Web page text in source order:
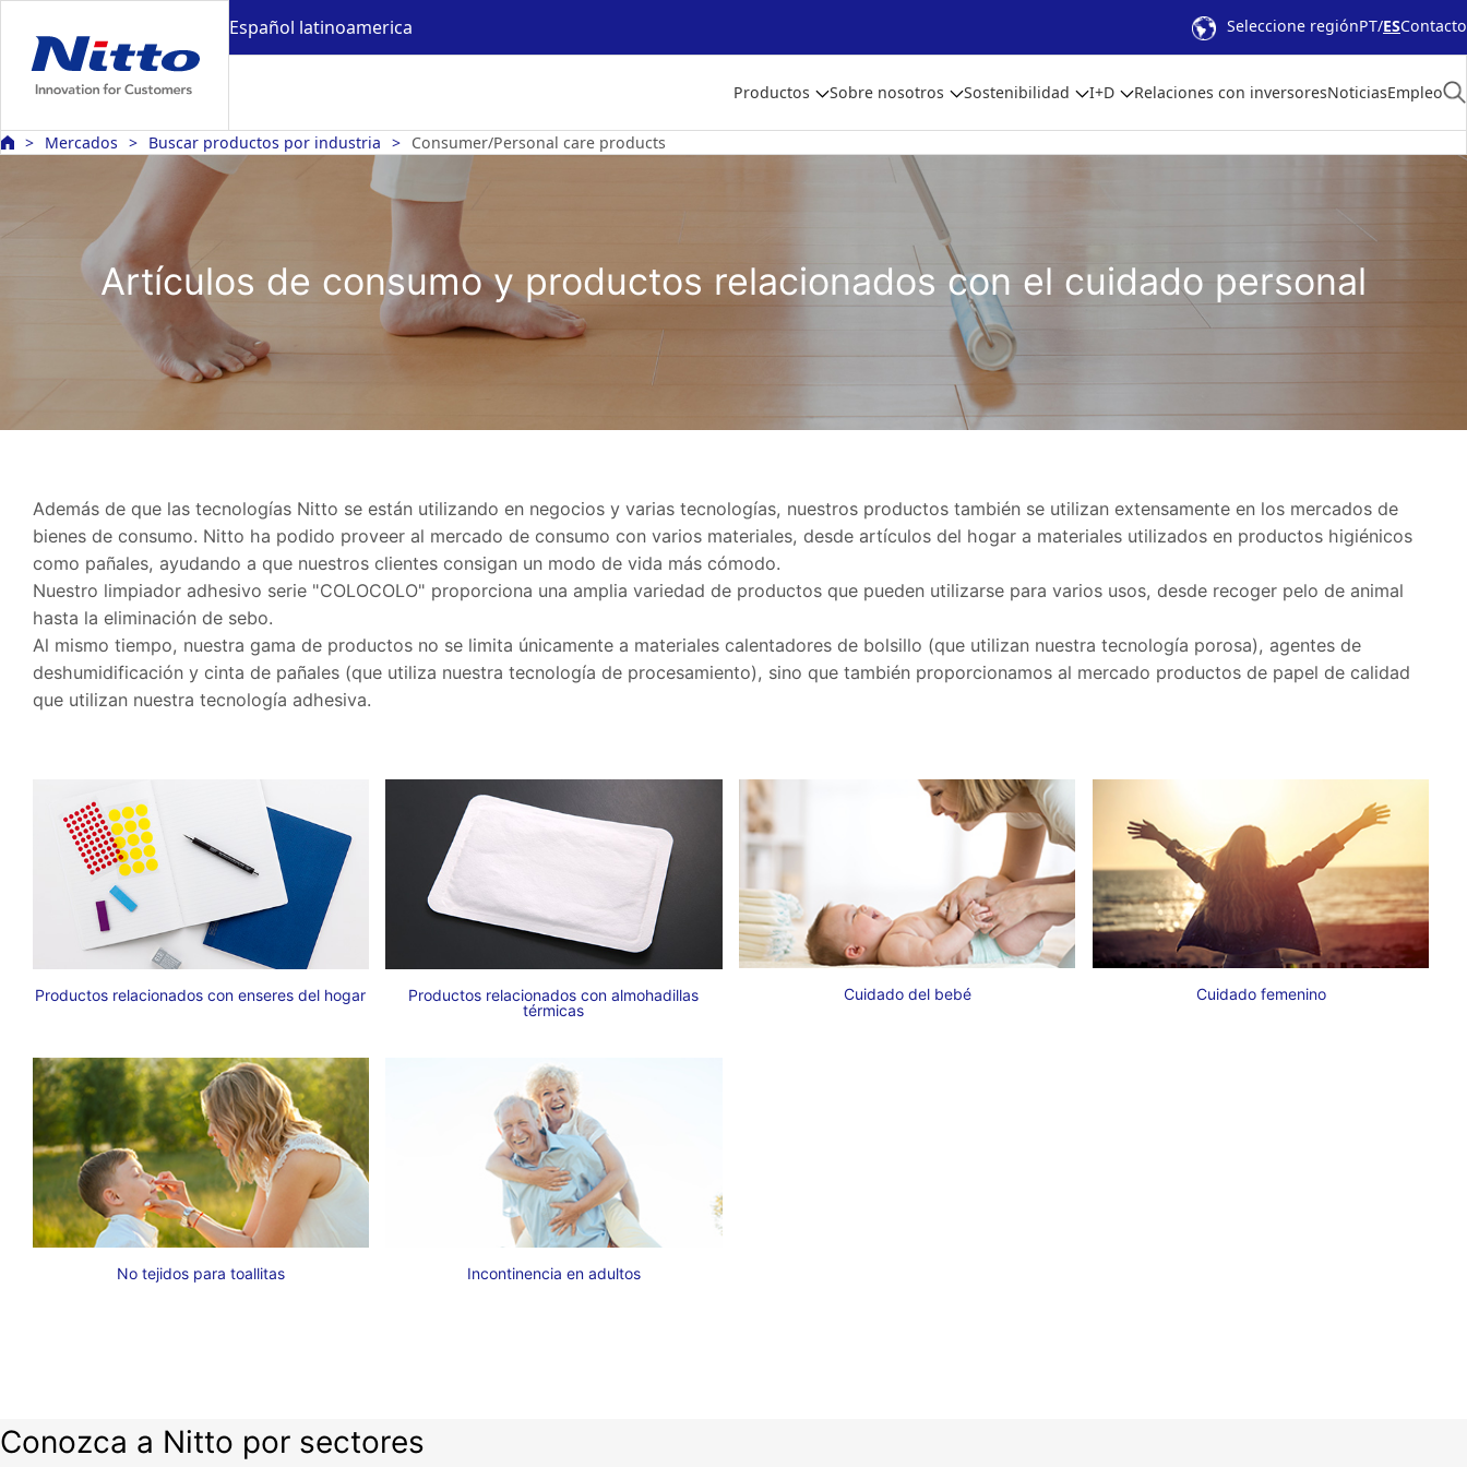
Español latinoamerica Seleccione regiónPT ESContacto
Productos Sobre nosotros Sostenibilidad I+D Relaciones con inversoresNoticiasEmpleo
Mercados Buscar productos por industria Consumer/Personal care products
Artículos de consumo y productos relacionados con el cuidado personal
Además de que las tecnologías Nitto se están utilizando en negocios y varias tecnologías, nuestros productos también se utilizan extensamente en los mercados de
bienes de consumo. Nitto ha podido proveer al mercado de consumo con varios materiales, desde artículos del hogar a materiales utilizados en productos higiénicos
como pañales, ayudando a que nuestros clientes consigan un modo de vida más cómodo.
Nuestro limpiador adhesivo serie "COLOCOLO" proporciona una amplia variedad de productos que pueden utilizarse para varios usos, desde recoger pelo de animal
hasta la eliminación de sebo.
Al mismo tiempo, nuestra gama de productos no se limita únicamente a materiales calentadores de bolsillo (que utilizan nuestra tecnología porosa), agentes de
deshumidificación y cinta de pañales (que utiliza nuestra tecnología de procesamiento), sino que también proporcionamos al mercado productos de papel de calidad
que utilizan nuestra tecnología adhesiva.
Productos relacionados con enseres del hogar
Productos relacionados con almohadillas
térmicas
Cuidado del bebé Cuidado femenino
No tejidos para toallitas Incontinencia en adultos
Conozca a Nitto por sectores